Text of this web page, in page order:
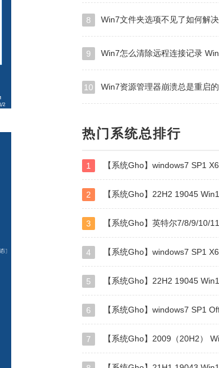
8 Win7文件夹选项不见了如何解决
9 Win7怎么清除远程连接记录 Win7
10 Win7资源管理器崩溃总是重启
热门系统总排行
1 【系统Gho】windows7 SP1 X64位 纯净旗舰版（
2 【系统Gho】22H2 19045 Win10 X64位 纯净专业版
3 【系统Gho】英特尔7/8/9/10/11/12代CPU专
4 【系统Gho】windows7 SP1 X64位 纯净旗舰版（
5 【系统Gho】22H2 19045 Win10 X64位 纯净专业版
6 【系统Gho】windows7 SP1 Office X64位 旗舰版（补丁
7 【系统Gho】2009（20H2） Win10 X64位 纯净专业版（